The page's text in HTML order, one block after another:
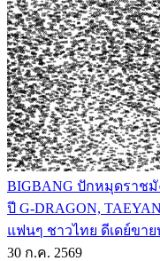
BIGBANG ปักหมุดราช
ปี G-DRAGON,
แฟนๆ ชาวไทย ดีเดย์ขา
30 ก.ค. 2569